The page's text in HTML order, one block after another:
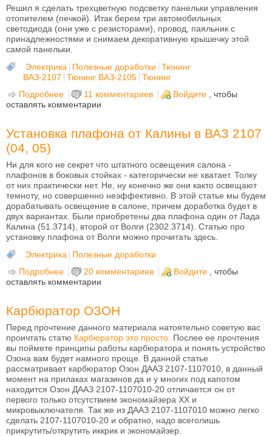
Решил я сделать трехцветную подсветку панельки управления
отопителем (печкой). Итак берем три автомобильных
светодиода (они уже с резисторами), провод, паяльник с
принадлежностями и снимаем декоративную крышечку этой
самой панельки.
Электрика
Полезные доработки
Тюнинг
ВАЗ-2107
Тюнинг ВАЗ-2105
Тюнинг
Подробнее о Светодиодная подсветка управления печкой
ВАЗ-2105 и ВАЗ-2107
11 комментариев Войдите
, чтобы
оставлять комментарии
Установка плафона от Калины в ВАЗ 2107
(04, 05)
Ни для кого не секрет что штатного освещения салона -
плафонов в боковых стойках - категорически не хватает. Толку
от них практически нет. Не, ну конечно же они както освещают
темноту, но совершенно неэффективно. В этой статье мы будем
дорабатывать освещение в салоне, причем доработка будет в
двух вариантах. Были приобретены два плафона один от Лада
Калина (51.3714), второй от Волги (2302.3714). Статью про
установку плафона от Волги можно прочитать здесь.
Электрика
Полезные доработки
Подробнее о Установка плафона от Калины в ВАЗ 2107 (04,
05)
20 комментариев Войдите , чтобы
оставлять комментарии
Карбюратор ОЗОН
Перед прочтение данного материала натоятельно советую вас
проичтать статю Карбюратор это просто.
Послее ее прочтения
вы поймете принципы работы карбюратора и понять устройство
Озона вам будет намного проще. В данной статье
рассматривает карбюратор Озон ДААЗ 2107-1107010, в данный
момент на прилаках магазинов да и у многих под капотом
находится Озон ДААЗ 2107-1107010-20 отличается он от
первого только отсутствием экономайзера ХХ и
микровыключателя. Так же из ДААЗ 2107-1107010 можно легко
сделать 2107-1107010-20 и обратно, надо всеголишь
прикрутить/открутить иккрик и экономайзер.